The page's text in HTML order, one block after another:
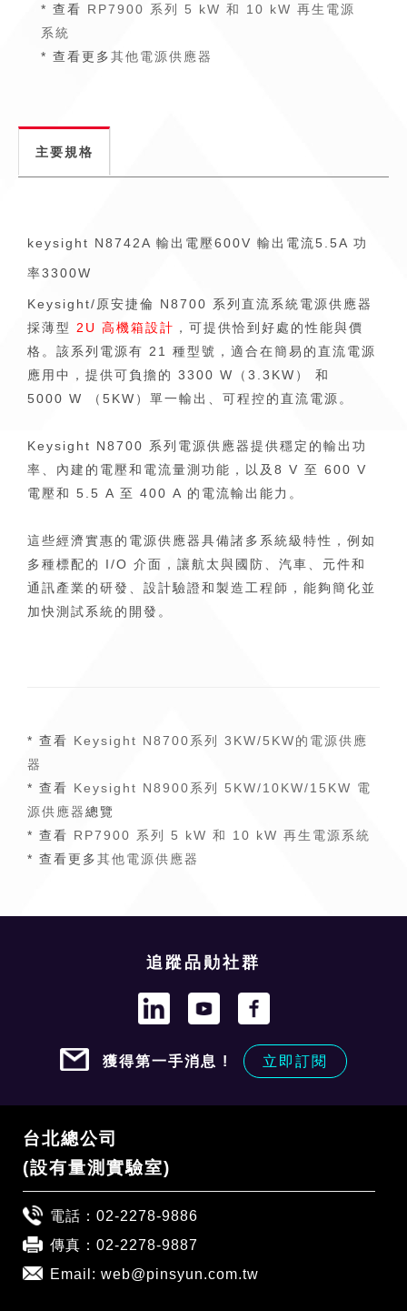
* 查看 RP7900 系列 5 kW 和 10 kW 再生電源
系統
* 查看更多其他電源供應器
主要規格
keysight N8742A 輸出電壓600V 輸出電流5.5A 功
率3300W
Keysight/原安捷倫 N8700 系列直流系統電源供應器
採薄型 2U 高機箱設計 ，可提供恰到好處的性能與價
格。該系列電源有 21 種型號，適合在簡易的直流電源
應用中，提供可負擔的 3300 W（3.3KW） 和
5000 W （5KW）單一輸出、可程控的直流電源。
Keysight N8700 系列電源供應器提供穩定的輸出功
率、內建的電壓和電流量測功能，以及8 V 至 600 V
電壓和 5.5 A 至 400 A 的電流輸出能力。
這些經濟實惠的電源供應器具備諸多系統級特性，例如
多種標配的 I/O 介面，讓航太與國防、汽車、元件和
通訊產業的研發、設計驗證和製造工程師，能夠簡化並
加快測試系統的開發。
* 查看 Keysight N8700系列 3KW/5KW的電源供應
器
* 查看 Keysight N8900系列 5KW/10KW/15KW 電
源供應器總覽
* 查看 RP7900 系列 5 kW 和 10 kW 再生電源系統
* 查看更多其他電源供應器
追蹤品勛社群
獲得第一手消息 ! 立即訂閱
台北總公司
(設有量測實驗室)
電話： 02-2278-9886
傳真：02-2278-9887
Email: web@pinsyun.com.tw